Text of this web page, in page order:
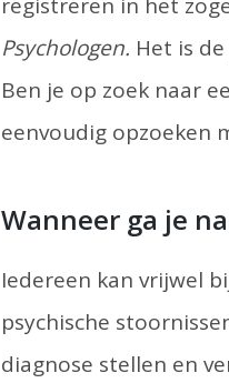
Psychologen. Het is
Ben je op zoek naar
eenvoudig opzoeken
Wanneer ga je
Iedereen kan vrijwel
psychische
diagnose stellen en